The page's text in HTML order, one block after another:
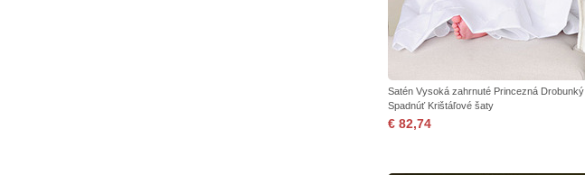
Satén Vysoká zahrnuté Princezná Drobunký
Spadnúť Krištáľové šaty
€ 82,74